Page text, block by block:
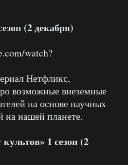
(2 декабря)
watch?
Нетфликс,
возможные внеземные
на основе научных
на нашей планете.
1 сезон (2